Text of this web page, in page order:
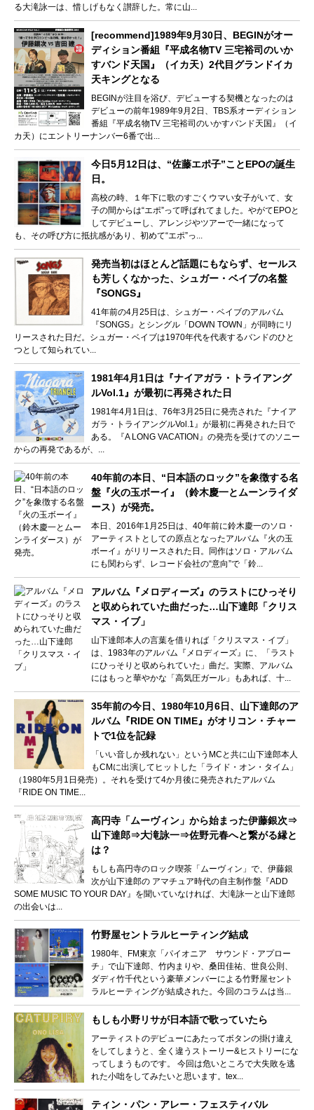
る大滝詠一は、惜しげもなく讃辞した。常に山...
[recommend]1989年9月30日、BEGINがオー
ディション番組『平成名物TV 三宅裕司のいか
すバンド天国』（イカ天）2代目グランドイカ
天キングとなる
BEGINが注目を浴び、デビューする契機となったのは
デビューの前年1989年9月2日、TBS系オーディション
番組『平成名物TV 三宅裕司のいかすバンド天国』（イ
カ天）にエントリーナンバー6番で出...
今日5月12日は、“佐藤エポ子”ことEPOの誕生
日。
高校の時、１年下に歌のすごくウマい女子がいて、女
子の間からは“エポ”って呼ばれてました。やがてEPOと
してデビューし、アレンジやツアーで一緒になって
も、その呼び方に抵抗感があり、初めて“エポ”っ...
発売当初はほとんど話題にもならず、セールス
も芳しくなかった、シュガー・ベイブの名盤
『SONGS』
41年前の4月25日は、シュガー・ベイブのアルバム
『SONGS』とシングル「DOWN TOWN」が同時にリ
リースされた日だ。シュガー・ベイブは1970年代を代表するバンドのひと
つとして知られてい...
1981年4月1日は『ナイアガラ・トライアング
ルVol.1』が最初に再発された日
1981年4月1日は、76年3月25日に発売された『ナイア
ガラ・トライアングルVol.1』が最初に再発された日で
ある。『A LONG VACATION』の発売を受けてのソニー
からの再発であるが、...
40年前の本日、“日本語のロック”を象徴する名
盤『火の玉ボーイ』（鈴木慶一とムーンライダ
ース）が発売。
本日、2016年1月25日は、40年前に鈴木慶一のソロ・
アーティストとしての原点となったアルバム『火の玉
ボーイ』がリリースされた日。同作はソロ・アルバム
にも関わらず、レコード会社の“意向”で「鈴...
アルバム『メロディーズ』のラストにひっそり
と収められていた曲だった…山下達郎「クリス
マス・イブ」
山下達郎本人の言葉を借りれば「クリスマス・イブ」
は、1983年のアルバム『メロディーズ』に、「ラスト
にひっそりと収められていた」曲だ。実際、アルバム
にはもっと華やかな「高気圧ガール」もあれば、十...
35年前の今日、1980年10月6日、山下達郎のア
ルバム『RIDE ON TIME』がオリコン・チャー
トで1位を記録
「いい音しか残れない」というMCと共に山下達郎本人
もCMに出演してヒットした「ライド・オン・タイム」
（1980年5月1日発売）。それを受けて4か月後に発売されたアルバム
『RIDE ON TIME...
高円寺「ムーヴィン」から始まった伊藤銀次⇒
山下達郎⇒大滝詠一⇒佐野元春へと繋がる縁と
は？
もしも高円寺のロック喫茶「ムーヴィン」で、伊藤銀
次が山下達郎の アマチュア時代の自主制作盤『ADD
SOME MUSIC TO YOUR DAY』を聞いていなければ、大滝詠一と山下達郎
の出会いは...
竹野屋セントラルヒーティング結成
1980年、FM東京「パイオニア サウンド・アプロー
チ」で山下達郎、竹内まりや、桑田佳祐、世良公則、
ダディ竹千代という豪華メンバーによる竹野屋セント
ラルヒーティングが結成された。今回のコラムは当...
もしも小野リサが日本語で歌っていたら
アーティストのデビューにあたってボタンの掛け違え
をしてしまうと、全く違うストーリー&ヒストリーにな
ってしまうものです。 今回は危いところで大失敗を逃
れた小咄をしてみたいと思います。tex...
ティン・パン・アレー・フェスティバル